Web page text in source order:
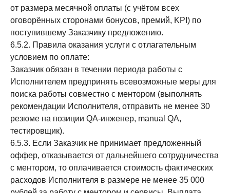
от размера месячной оплаты (с учётом всех
оговорённых сторонами бонусов, премий, KPI) по
поступившему Заказчику предложению.
6.5.2. Правила оказания услуги с отлагательным
условием по оплате:
Заказчик обязан в течении периода работы с
Исполнителем предпринять всевозможные меры для
поиска работы совместно с ментором (выполнять
рекомендации Исполнителя, отправить не менее 30
резюме на позиции QA-инженер, manual QA,
тестировщик).
6.5.3. Если Заказчик не принимает предложенный
оффер, отказывается от дальнейшего сотрудничества
с ментором, то оплачивается стоимость фактических
расходов Исполнителя в размере не менее 35 000